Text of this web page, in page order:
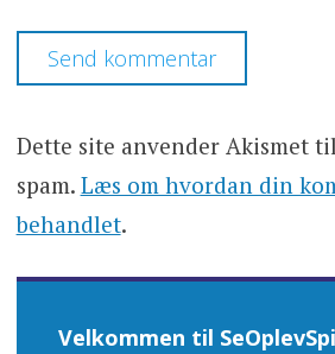
Dette site anvender Akismet
spam. Læs om hvordan din
behandlet.
Velkommen til